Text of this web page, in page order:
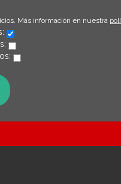
Más información en nuestra